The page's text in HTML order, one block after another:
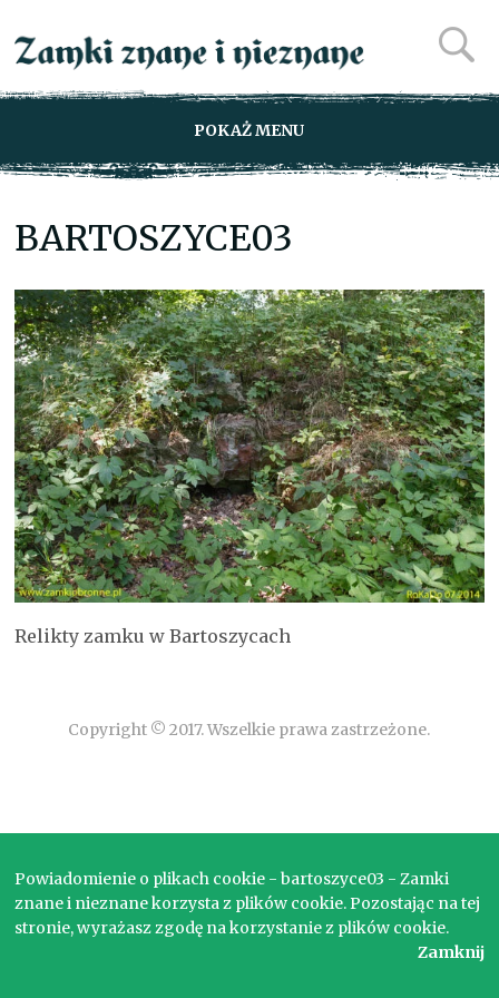
POKAŻ MENU
BARTOSZYCE03
Relikty zamku w Bartoszycach
Copyright © 2017. Wszelkie prawa zastrzeżone.
Powiadomienie o plikach cookie - bartoszyce03 - Zamki
znane i nieznane korzysta z plików cookie. Pozostając na tej
stronie, wyrażasz zgodę na korzystanie z plików cookie.
Zamknij